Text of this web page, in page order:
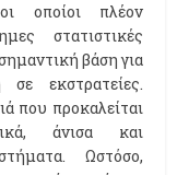
οποίοι πλέον
στατιστικές
βάση για
εκστρατείες.
που προκαλείται
άνισα και
Ωστόσο,